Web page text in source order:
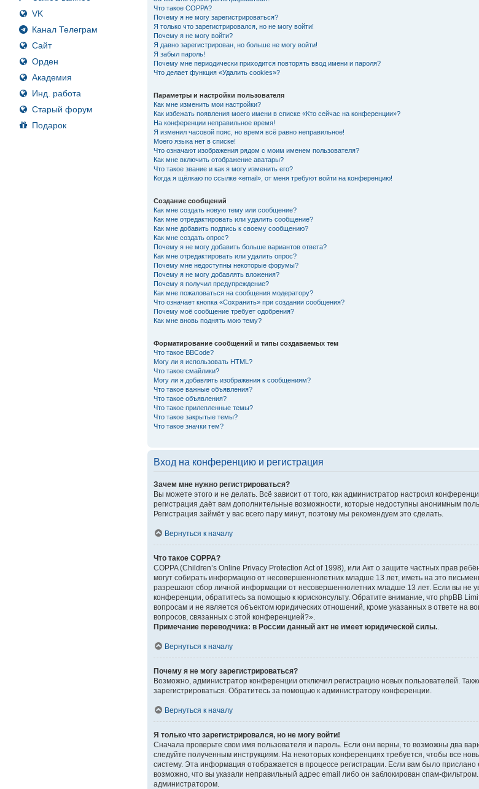
VK
Канал Телеграм
Сайт
Орден
Академия
Инд. работа
Старый форум
Подарок
Что такое COPPA?
Почему я не могу зарегистрироваться?
Я только что зарегистрировался, но не могу войти!
Почему я не могу войти?
Я давно зарегистрирован, но больше не могу войти!
Я забыл пароль!
Почему мне периодически приходится повторять ввод имени и пароля?
Что делает функция «Удалить cookies»?
Параметры и настройки пользователя
Как мне изменить мои настройки?
Как избежать появления моего имени в списке «Кто сейчас на конференции»?
На конференции неправильное время!
Я изменил часовой пояс, но время всё равно неправильное!
Моего языка нет в списке!
Что означают изображения рядом с моим именем пользователя?
Как мне включить отображение аватары?
Что такое звание и как я могу изменить его?
Когда я щёлкаю по ссылке «email», от меня требуют войти на конференцию!
Создание сообщений
Как мне создать новую тему или сообщение?
Как мне отредактировать или удалить сообщение?
Как мне добавить подпись к своему сообщению?
Как мне создать опрос?
Почему я не могу добавить больше вариантов ответа?
Как мне отредактировать или удалить опрос?
Почему мне недоступны некоторые форумы?
Почему я не могу добавлять вложения?
Почему я получил предупреждение?
Как мне пожаловаться на сообщения модератору?
Что означает кнопка «Сохранить» при создании сообщения?
Почему моё сообщение требует одобрения?
Как мне вновь поднять мою тему?
Форматирование сообщений и типы создаваемых тем
Что такое BBCode?
Могу ли я использовать HTML?
Что такое смайлики?
Могу ли я добавлять изображения к сообщениям?
Что такое важные объявления?
Что такое объявления?
Что такое прилепленные темы?
Что такое закрытые темы?
Что такое значки тем?
Вход на конференцию и регистрация
Зачем мне нужно регистрироваться?
Вы можете этого и не делать. Всё зависит от того, как администратор настроил
регистрация даёт вам дополнительные возможности, которые недоступны анонимным
Регистрация займёт у вас всего пару минут, поэтому мы рекомендуем это сделать.
Вернуться к началу
Что такое COPPA?
COPPA (Children’s Online Privacy Protection Act of 1998), или Акт о защите частных прав
могут собирать информацию от несовершеннолетних младше 13 лет, иметь на это
разрешают сбор личной информации от несовершеннолетних младше 13 лет. Если вы не
конференции, обратитесь за помощью к юрисконсульту. Обратите внимание, что phpBB
вопросам и не является объектом юридических отношений, кроме указанных в ответе на
вопросов, связанных с этой конференцией?».
Примечание переводчика: в России данный акт не имеет юридической силы.
Вернуться к началу
Почему я не могу зарегистрироваться?
Возможно, администратор конференции отключил регистрацию новых пользователей.
зарегистрироваться. Обратитесь за помощью к администратору конференции.
Вернуться к началу
Я только что зарегистрировался, но не могу войти!
Сначала проверьте свои имя пользователя и пароль. Если они верны, то возможны два
следуйте полученным инструкциям. На некоторых конференциях требуется, чтобы все
систему. Эта информация отображается в процессе регистрации. Если вам было
возможно, что вы указали неправильный адрес email либо он заблокирован спам-
администратором.